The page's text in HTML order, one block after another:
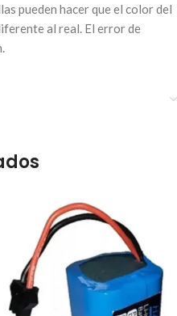
pueden hacer que el color del
al real. El error de